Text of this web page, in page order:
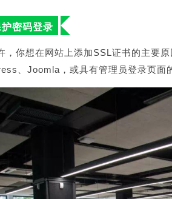
护密码登录
，你想在网站上添加SSL证书的主要
、Joomla，或具有管理员登录页面